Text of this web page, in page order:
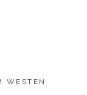
WESTEN